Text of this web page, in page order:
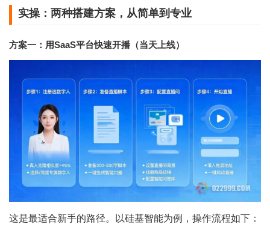
实操：两种搭建方案，从简单到专业
方案一：用SaaS平台快速开播（当天上线）
这是最适合新手的路径。以硅基智能为例，操作流程如下：